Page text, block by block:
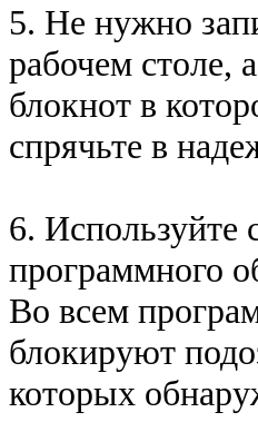
5. Не нужно
рабочем столе,
блокнот в
спрячьте в
6. Используйте
программного
Во всем
блокируют
которых